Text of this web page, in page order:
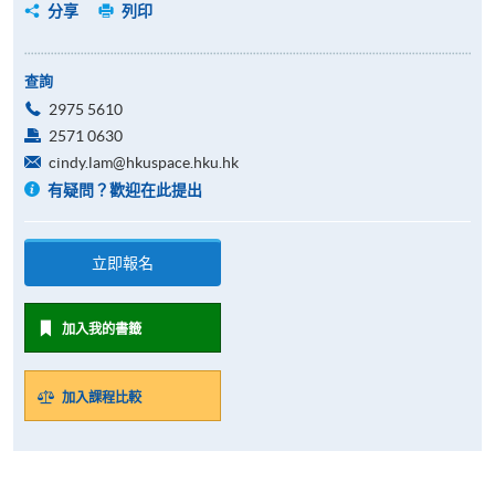
分享
列印
查詢
2975 5610
2571 0630
cindy.lam@hkuspace.hku.hk
有疑問？歡迎在此提出
立即報名
加入我的書籤
加入課程比較